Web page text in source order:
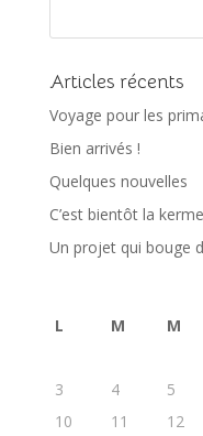
Articles récents
Voyage pour les
Bien arrivés !
Quelques nouvelles
C’est bientôt la
Un projet qui bouge
L M M
3
4 5
10
11 12